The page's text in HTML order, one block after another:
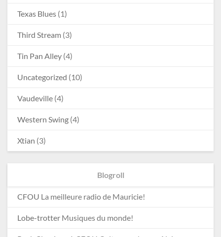
Texas Blues (1)
Third Stream (3)
Tin Pan Alley (4)
Uncategorized (10)
Vaudeville (4)
Western Swing (4)
Xtian (3)
Blogroll
CFOU La meilleure radio de Mauricie!
Lobe-trotter Musiques du monde!